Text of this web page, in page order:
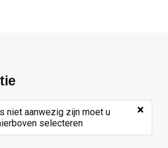
niet aanwezig zijn moet u
selecteren
×